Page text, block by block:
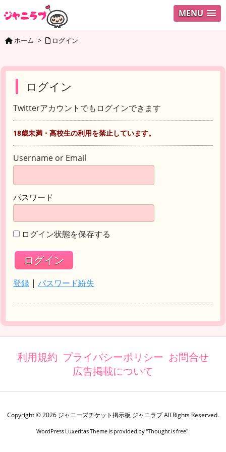
MENU
ホーム > ログイン
ログイン
Twitterアカウントでもログインできます
18歳未満・高校生の利用を禁止しています。
Username or Email
パスワード
ログイン状態を保存する
登録 | パスワード紛失
利用規約 プライバシーポリシー お問合せ
広告掲載について
Copyright ©2026 ジャニーズチケット掲示板 ジャニラブAll Rights Reserved.
WordPress Luxeritas Theme is provided by "Thought is free".